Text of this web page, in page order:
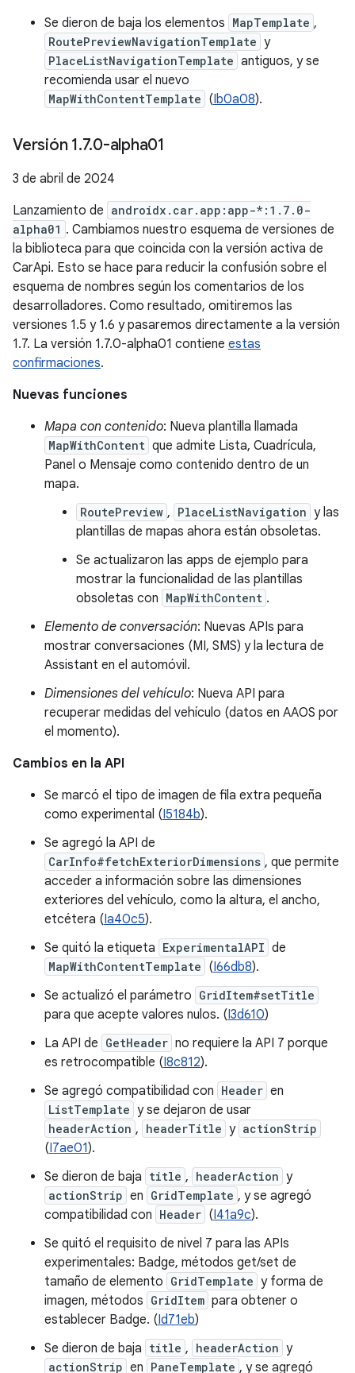
Se dieron de baja los elementos MapTemplate ,
RoutePreviewNavigationTemplate y
PlaceListNavigationTemplate antiguos, y se
recomienda usar el nuevo
MapWithContentTemplate (Ib0a08).
Versión 1.7.0-alpha01
3 de abril de 2024
Lanzamiento de androidx.car.app:app-*:1.7.0-
alpha01 . Cambiamos nuestro esquema de versiones de
la biblioteca para que coincida con la versión activa de
CarApi. Esto se hace para reducir la confusión sobre el
esquema de nombres según los comentarios de los
desarrolladores. Como resultado, omitiremos las
versiones 1.5 y 1.6 y pasaremos directamente a la versión
1.7. La versión 1.7.0-alpha01 contiene estas
confirmaciones.
Nuevas funciones
Mapa con contenido: Nueva plantilla llamada
MapWithContent que admite Lista, Cuadrícula,
Panel o Mensaje como contenido dentro de un
mapa.
RoutePreview , PlaceListNavigation y las
plantillas de mapas ahora están obsoletas.
Se actualizaron las apps de ejemplo para
mostrar la funcionalidad de las plantillas
obsoletas con MapWithContent .
Elemento de conversación: Nuevas APIs para
mostrar conversaciones (MI, SMS) y la lectura de
Assistant en el automóvil.
Dimensiones del vehículo: Nueva API para
recuperar medidas del vehículo (datos en AAOS por
el momento).
Cambios en la API
Se marcó el tipo de imagen de fila extra pequeña
como experimental (I5184b).
Se agregó la API de
CarInfo#fetchExteriorDimensions , que permite
acceder a información sobre las dimensiones
exteriores del vehículo, como la altura, el ancho,
etcétera (Ia40c5).
Se quitó la etiqueta ExperimentalAPI de
MapWithContentTemplate (I66db8).
Se actualizó el parámetro GridItem#setTitle
para que acepte valores nulos. (I3d610)
La API de GetHeader no requiere la API 7 porque
es retrocompatible (I8c812).
Se agregó compatibilidad con Header en
ListTemplate y se dejaron de usar
headerAction , headerTitle y actionStrip
(I7ae01).
Se dieron de baja title , headerAction y
actionStrip en GridTemplate , y se agregó
compatibilidad con Header (I41a9c).
Se quitó el requisito de nivel 7 para las APIs
experimentales: Badge, métodos get/set de
tamaño de elemento GridTemplate y forma de
imagen, métodos GridItem para obtener o
establecer Badge. (Id71eb)
Se dieron de baja title , headerAction y
actionStrip en PaneTemplate , y se agregó